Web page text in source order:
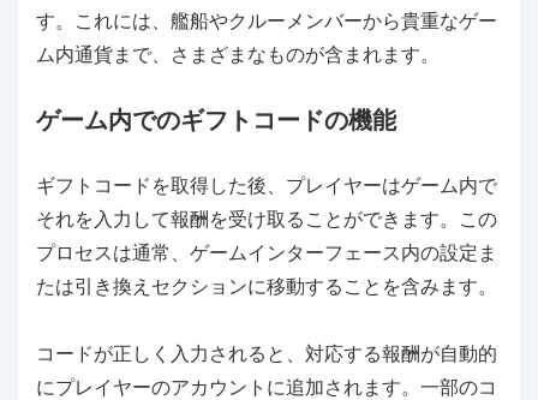
す。これには、艦船やクルーメンバーから貴重なゲー
ム内通貨まで、さまざまなものが含まれます。
ゲーム内でのギフトコードの機能
ギフトコードを取得した後、プレイヤーはゲーム内で
それを入力して報酬を受け取ることができます。この
プロセスは通常、ゲームインターフェース内の設定ま
たは引き換えセクションに移動することを含みます。
コードが正しく入力されると、対応する報酬が自動的
にプレイヤーのアカウントに追加されます。一部のコ